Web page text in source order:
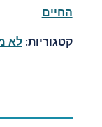
החיים
קטגוריות: לא